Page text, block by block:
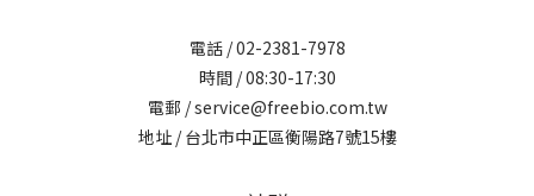
電話 / 02-2381-7978
時間 / 08:30-17:30
電郵 / service@freebio.com.tw
地址 / 台北市中正區衡陽路7號15樓